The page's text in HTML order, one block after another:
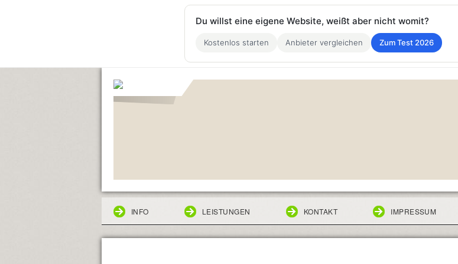
INFO LEISTUNGEN KONTAKT IMPRESSUM
Du willst eine eigene Website, weißt aber nicht womit?
Kostenlos starten Anbieter vergleichen Zum Test 2026